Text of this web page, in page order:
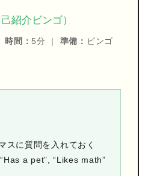
紹介ビンゴ）
時間： 5分 ｜ 準備： ビンゴ
に質問を入れておく
a pet”, “Likes math”